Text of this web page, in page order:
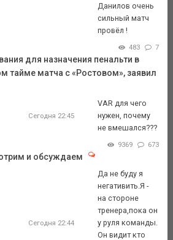
Данилов очень
сильный матч
провёл !
483 7
для назначения пенальти в
тайме матча с «Ростовом», заявил
Сегодня 22:45
VAR для чего
нужен, почему
не вмешался???
9369 673
и обсуждаем
Сегодня 22:44
Да не буду я
негативить.Я -
на стороне
тренера,пока он
у руля команды.
Он видит кто